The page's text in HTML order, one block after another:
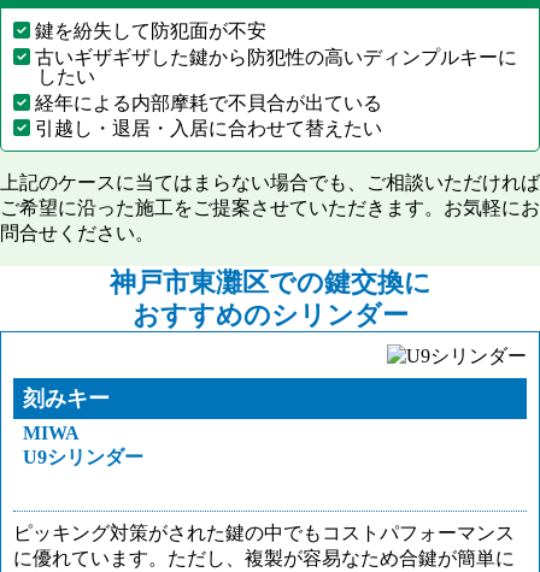
鍵を紛失して防犯面が不安
古いギザギザした鍵から防犯性の高いディンプルキーに
したい
経年による内部摩耗で不貝合が出ている
引越し・退居・入居に合わせて替えたい
上記のケースに当てはまらない場合でも、ご相談いただければ
ご希望に沿った施工をご提案させていただきます。お気軽にお
問合せください。
神戸市東灘区での鍵交換に
おすすめのシリンダー
刻みキー
MIWA
U9シリンダー
ピッキング対策がされた鍵の中でもコストパフォーマンス
に優れています。ただし、複製が容易なため合鍵が簡単に